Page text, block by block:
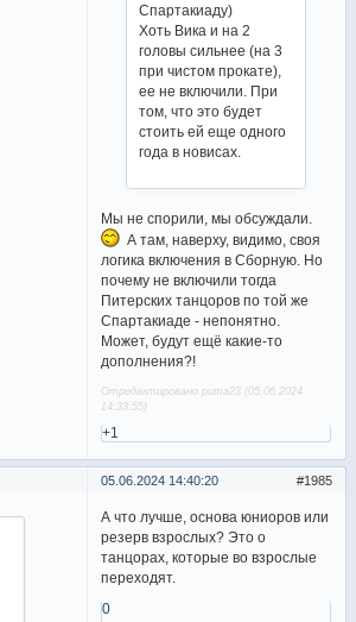
Спартакиаду)
Хоть Вика и на 2
головы сильнее (на 3
при чистом прокате),
ее не включили. При
том, что это будет
стоить ей еще одного
года в новисах.
Мы не спорили, мы обсуждали.
А там, наверху, видимо, своя
логика включения в Сборную. Но
почему не включили тогда
Питерских танцоров по той же
Спартакиаде - непонятно.
Может, будут ещё какие-то
дополнения?!
Отредактировано puma23 (05.06.2024
14:33:55)
+1
1985
05.06.2024 14:40:20
А что лучше, основа юниоров или
резерв взрослых? Это о
танцорах, которые во взрослые
переходят.
0